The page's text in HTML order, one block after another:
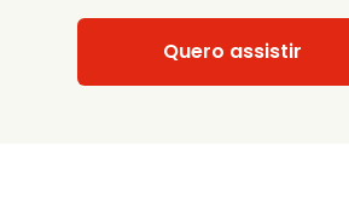
Quero assistir